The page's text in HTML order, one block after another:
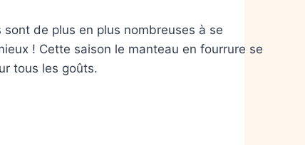
de plus en plus nombreuses à se
! Cette saison le manteau en fourrure se
tous les goûts.